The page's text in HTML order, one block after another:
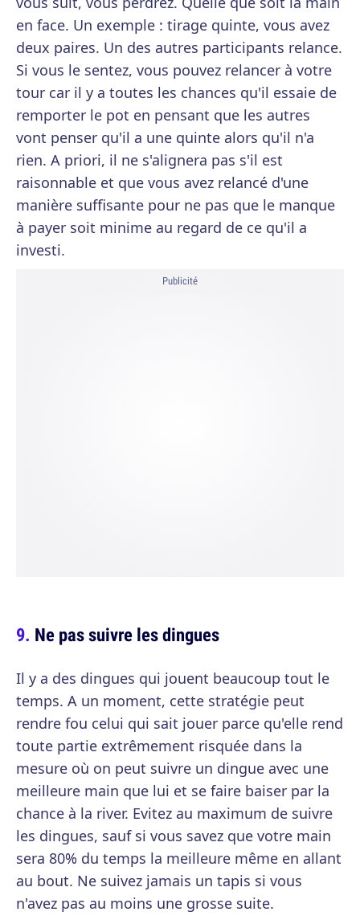
en face. Un exemple : tirage quinte, vous avez
deux paires. Un des autres participants relance.
Si vous le sentez, vous pouvez relancer à votre
tour car il y a toutes les chances qu'il essaie de
remporter le pot en pensant que les autres
vont penser qu'il a une quinte alors qu'il n'a
rien. A priori, il ne s'alignera pas s'il est
raisonnable et que vous avez relancé d'une
manière suffisante pour ne pas que le manque
à payer soit minime au regard de ce qu'il a
investi.
Publicité
Ne pas suivre les dingues
Il y a des dingues qui jouent beaucoup tout le
temps. A un moment, cette stratégie peut
rendre fou celui qui sait jouer parce qu'elle rend
toute partie extrêmement risquée dans la
mesure où on peut suivre un dingue avec une
meilleure main que lui et se faire baiser par la
chance à la river. Evitez au maximum de suivre
les dingues, sauf si vous savez que votre main
sera 80% du temps la meilleure même en allant
au bout. Ne suivez jamais un tapis si vous
n'avez pas au moins une grosse suite.